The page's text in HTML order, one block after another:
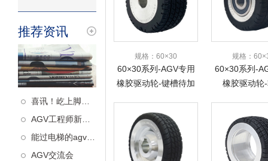
定制
推荐资讯
喜讯！屹上脚轮荣获高新技术企业认定！
AGV工程师新知：什么样的从动轮更减震
能过电梯的agv万向轮
AGV交流会
规格：60×30
60×30系列-AGV专用
橡胶驱动轮-键槽待加
规格：
60×30系列-
橡胶驱动轮